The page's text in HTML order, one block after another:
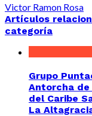
Victor Ramon Rosa
Artículos
categoría
Grupo
Antorcha de
del Caribe
La